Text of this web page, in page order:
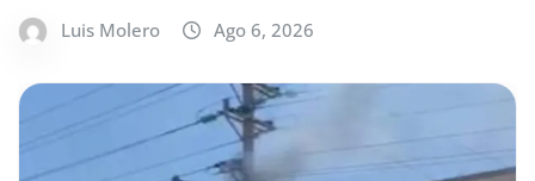
Luis Molero Ago 6, 2026